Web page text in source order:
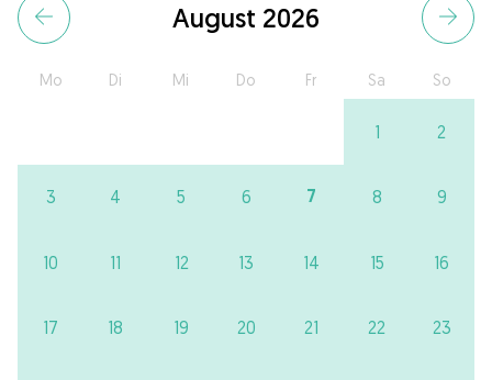
August 2026
Mo Di Mi Do Fr Sa So
1 2
3 4 5 6 7 8 9
10 11 12 13 14 15 16
17 18 19 20 21 22 23